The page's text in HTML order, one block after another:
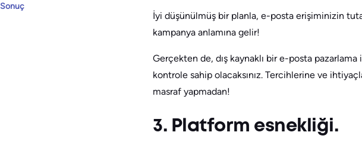
Sonuç
İyi düşünülmüş bir planla, e-posta erişiminizin
kampanya anlamına gelir!
Gerçekten de, dış kaynaklı bir e-posta
kontrole sahip olacaksınız. Tercihlerine ve
masraf yapmadan!
3. Platform esnekliği.